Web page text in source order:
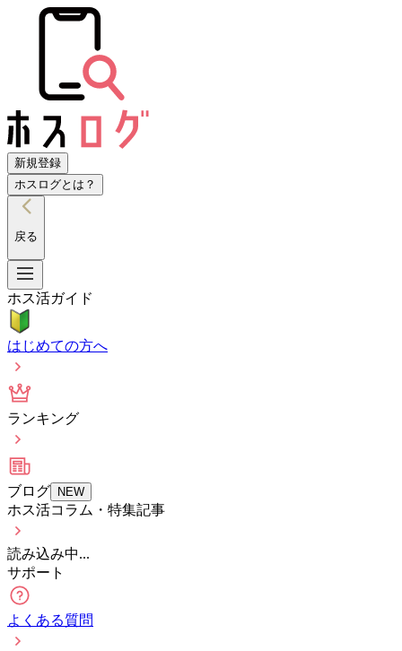
新規登録
ホスログとは？
戻る
ホス活ガイド
はじめての方へ
ランキング
ブログ NEW
ホス活コラム・特集記事
読み込み中...
サポート
よくある質問